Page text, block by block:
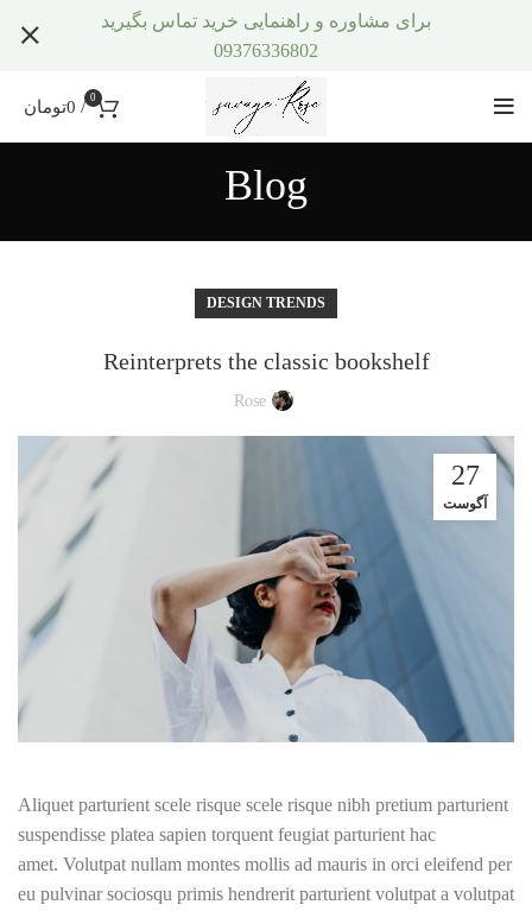
0
/
0تومان
Blog
DESIGN TRENDS
Reinterprets the classic bookshelf
Rose
27
آگوست
Aliquet parturient scele risque scele risque nibh pretium parturient
suspendisse platea sapien torquent feugiat parturient hac
amet. Volutpat nullam montes mollis ad mauris in orci eleifend per
eu pulvinar sociosqu primis hendrerit parturient volutpat a volutpat
برای مشاوره و راهنمایی خرید تماس بگیرید
09376336802